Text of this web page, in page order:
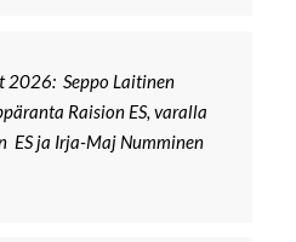
2026: Seppo Laitinen
Raision ES, varalla
ES ja Irja-Maj Numminen